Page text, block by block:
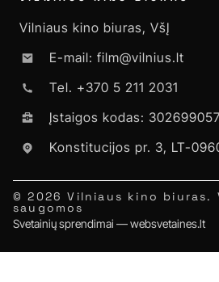
Vilniaus kino biuras, VšĮ
E-mail: film@vilnius.lt
Tel. +370 5 211 2031
Įstaigos kodas: 302699057
Konstitucijos pr. 3, LT-
© 2026 Vilniaus kino biuras.
saugomos
Svetainių sprendimai — websvetaines.lt